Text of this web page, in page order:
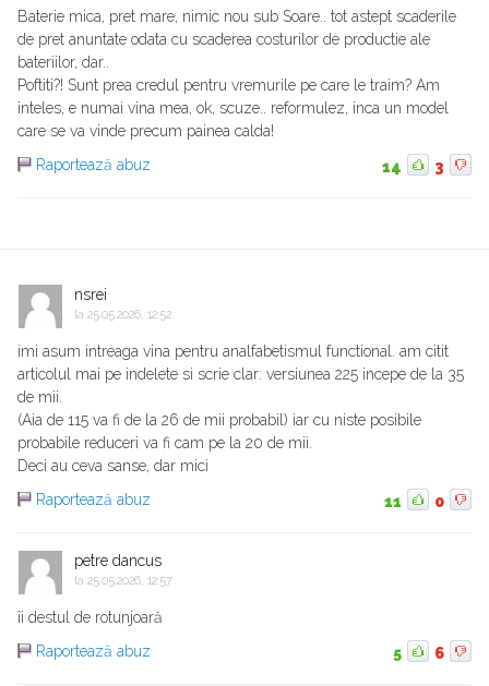
Baterie mica, pret mare, nimic nou sub Soare.. tot astept scaderile
de pret anuntate odata cu scaderea costurilor de productie ale
bateriilor, dar..
Poftiti?! Sunt prea credul pentru vremurile pe care le traim? Am
inteles, e numai vina mea, ok, scuze.. reformulez, inca un model
care se va vinde precum painea calda!
Raportează abuz
14 3
nsrei
la 25.05.2026, 12:52
imi asum intreaga vina pentru analfabetismul functional. am citit
articolul mai pe indelete si scrie clar: versiunea 225 incepe de la 35
de mii.
(Aia de 115 va fi de la 26 de mii probabil) iar cu niste posibile
probabile reduceri va fi cam pe la 20 de mii.
Deci au ceva sanse, dar mici
Raportează abuz
11 0
petre dancus
la 25.05.2026, 12:57
îi destul de rotunjoară
Raportează abuz
5 6